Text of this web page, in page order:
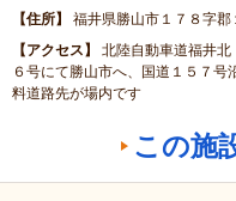
住所
福井県勝山市１７８字郡
アクセス
北陸自動車道福井
６号にて勝山市へ、国道１５７号
料道路先が場内です
この施